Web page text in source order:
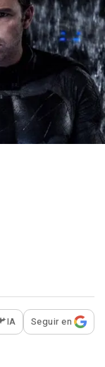
para
IA Seguir en